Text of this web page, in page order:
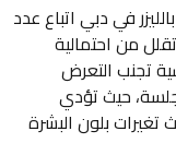
في دبي اتباع عدد
من احتمالية
تجنب التعرض
حيث تؤدي
بلون البشرة